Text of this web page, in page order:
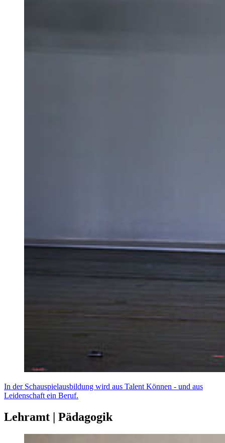
In der Schauspielausbildung wird aus Talent Können - und aus
Leidenschaft ein Beruf.
Lehramt | Pädagogik